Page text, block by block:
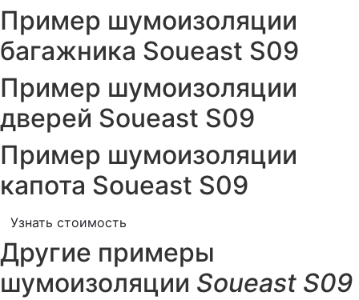
Пример шумоизоляции
багажника Soueast S09
Пример шумоизоляции
дверей Soueast S09
Пример шумоизоляции
капота Soueast S09
Узнать стоимость
Другие примеры
шумоизоляции Soueast S09